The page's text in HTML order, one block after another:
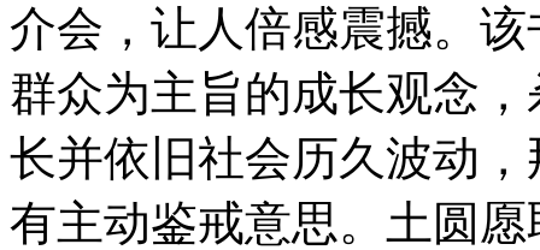
介会，让人倍感震撼。
群众为主旨的成长观念
长并依旧社会历久波动
有主动鉴戒意思。土圆